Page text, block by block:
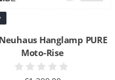
Hanglamp PURE
Moto-Rise